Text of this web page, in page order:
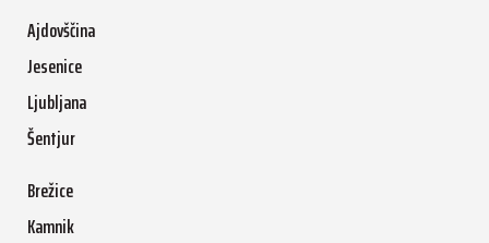
Ajdovščina
Jesenice
Ljubljana
Šentjur
Brežice
Kamnik